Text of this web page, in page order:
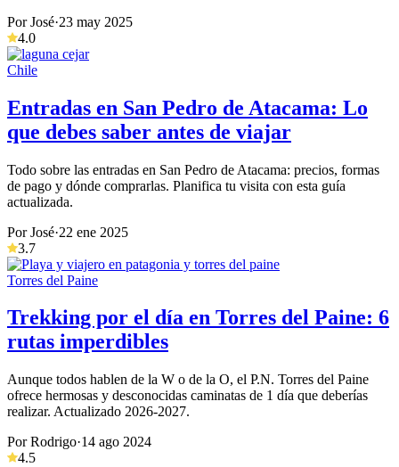
Por José·23 may 2025
4.0
Chile
Entradas en San Pedro de Atacama: Lo
que debes saber antes de viajar
Todo sobre las entradas en San Pedro de Atacama: precios, formas
de pago y dónde comprarlas. Planifica tu visita con esta guía
actualizada.
Por José·22 ene 2025
3.7
Torres del Paine
Trekking por el día en Torres del Paine: 6
rutas imperdibles
Aunque todos hablen de la W o de la O, el P.N. Torres del Paine
ofrece hermosas y desconocidas caminatas de 1 día que deberías
realizar. Actualizado 2026-2027.
Por Rodrigo·14 ago 2024
4.5